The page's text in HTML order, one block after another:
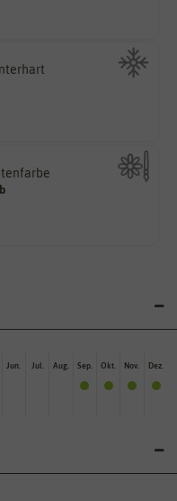
überwintern können.
auch mehrfarbig sein.
Jun. Jul. Aug. Sep. Okt. Nov. Dez.